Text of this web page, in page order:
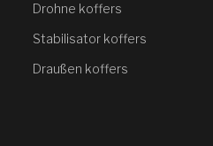
Drohne koffers
Stabilisator koffers
Draußen koffers